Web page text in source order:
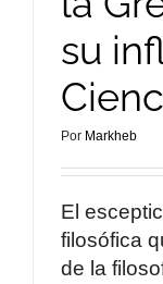
su
Por Markheb
El
filosófica
de la